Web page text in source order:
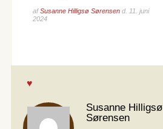
afSusanne Hilligsø Sørensen d. 11. juni
2024
Susanne Hilligsø
Sørensen